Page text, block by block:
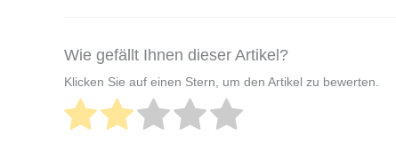
Wie gefällt Ihnen dieser Artikel?
Klicken Sie auf einen Stern, um den Artikel zu bewerten.